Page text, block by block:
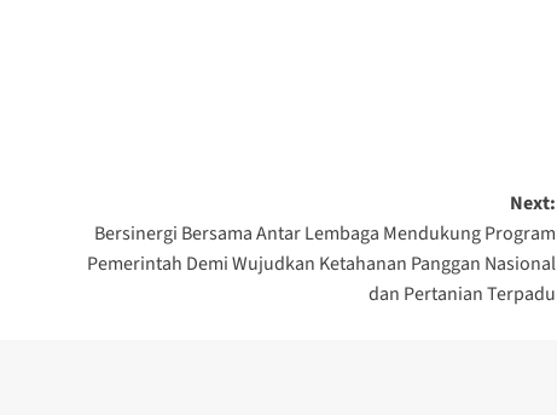
Next:
Bersinergi Bersama Antar Lembaga Mendukung Program
Pemerintah Demi Wujudkan Ketahanan Panggan Nasional
dan Pertanian Terpadu